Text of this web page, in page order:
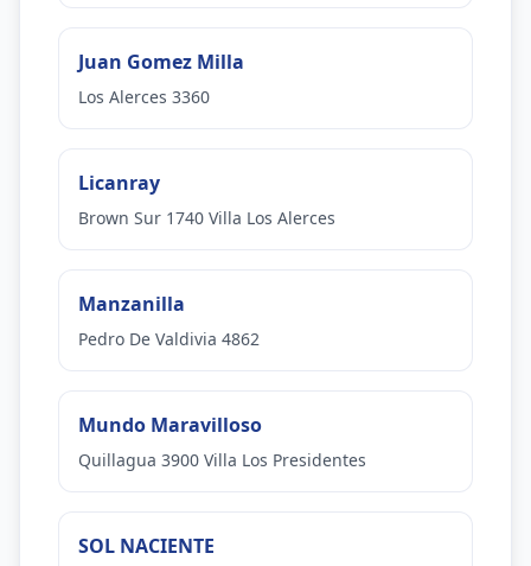
Juan Gomez Milla
Los Alerces 3360
Licanray
Brown Sur 1740 Villa Los Alerces
Manzanilla
Pedro De Valdivia 4862
Mundo Maravilloso
Quillagua 3900 Villa Los Presidentes
SOL NACIENTE